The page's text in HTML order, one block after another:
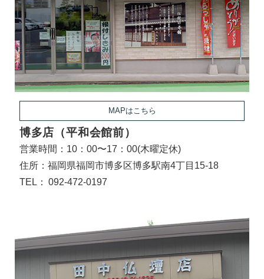
MAPはこちら
博多店（平和会館前）
営業時間：10：00〜17：00(木曜定休)
住所：福岡県福岡市博多区博多駅南4丁目15-18
TEL： 092-472-0197